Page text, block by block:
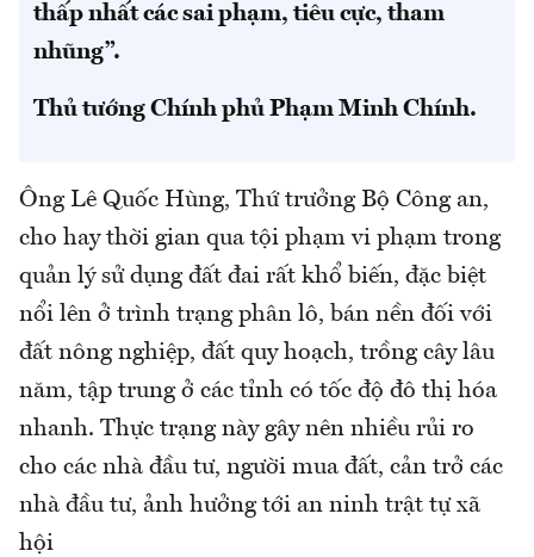
thấp nhất các sai phạm, tiêu cực, tham
nhũng”.
Thủ tướng Chính phủ Phạm Minh Chính.
Ông Lê Quốc Hùng, Thứ trưởng Bộ Công an,
cho hay thời gian qua tội phạm vi phạm trong
quản lý sử dụng đất đai rất khổ biến, đặc biệt
nổi lên ở trình trạng phân lô, bán nền đối với
đất nông nghiệp, đất quy hoạch, trồng cây lâu
năm, tập trung ở các tỉnh có tốc độ đô thị hóa
nhanh. Thực trạng này gây nên nhiều rủi ro
cho các nhà đầu tư, người mua đất, cản trở các
nhà đầu tư, ảnh hưởng tới an ninh trật tự xã
hội